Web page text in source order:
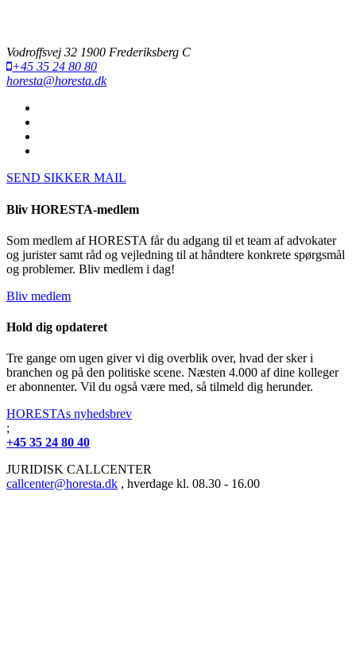
Vodroffsvej 32 1900 Frederiksberg C
+45 35 24 80 80
horesta@horesta.dk
SEND SIKKER MAIL
Bliv HORESTA-medlem
Som medlem af HORESTA får du adgang til et team af advokater
og jurister samt råd og vejledning til at håndtere konkrete spørgsmål
og problemer. Bliv medlem i dag!
Bliv medlem
Hold dig opdateret
Tre gange om ugen giver vi dig overblik over, hvad der sker i
branchen og på den politiske scene. Næsten 4.000 af dine kolleger
er abonnenter. Vil du også være med, så tilmeld dig herunder.
HORESTAs nyhedsbrev
;
+45 35 24 80 40
JURIDISK CALLCENTER
callcenter@horesta.dk , hverdage kl. 08.30 - 16.00